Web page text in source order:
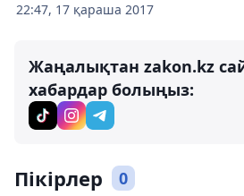
22:47, 17 қараша 2017
Жаңалықтан zakon.kz
хабардар болыңыз:
Пікірлер 0